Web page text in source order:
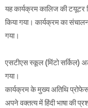
यह कार्यक्रम कालिज की टयूटर
किया गया। कार्यक्रम का संचालन
गया।
एसटीएस स्कूल (मिंटो सर्किल)
गया।
कार्यक्रम के मुख्य अतिथि
अपने वक्तत्य में हिंदी भाषा की